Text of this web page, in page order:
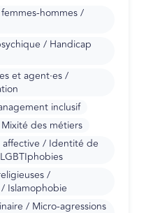
hommes /
/ Handicap
et agent·es /
inclusif
des métiers
/ Identité de
/
Islamophobie
/ Micro-agressions